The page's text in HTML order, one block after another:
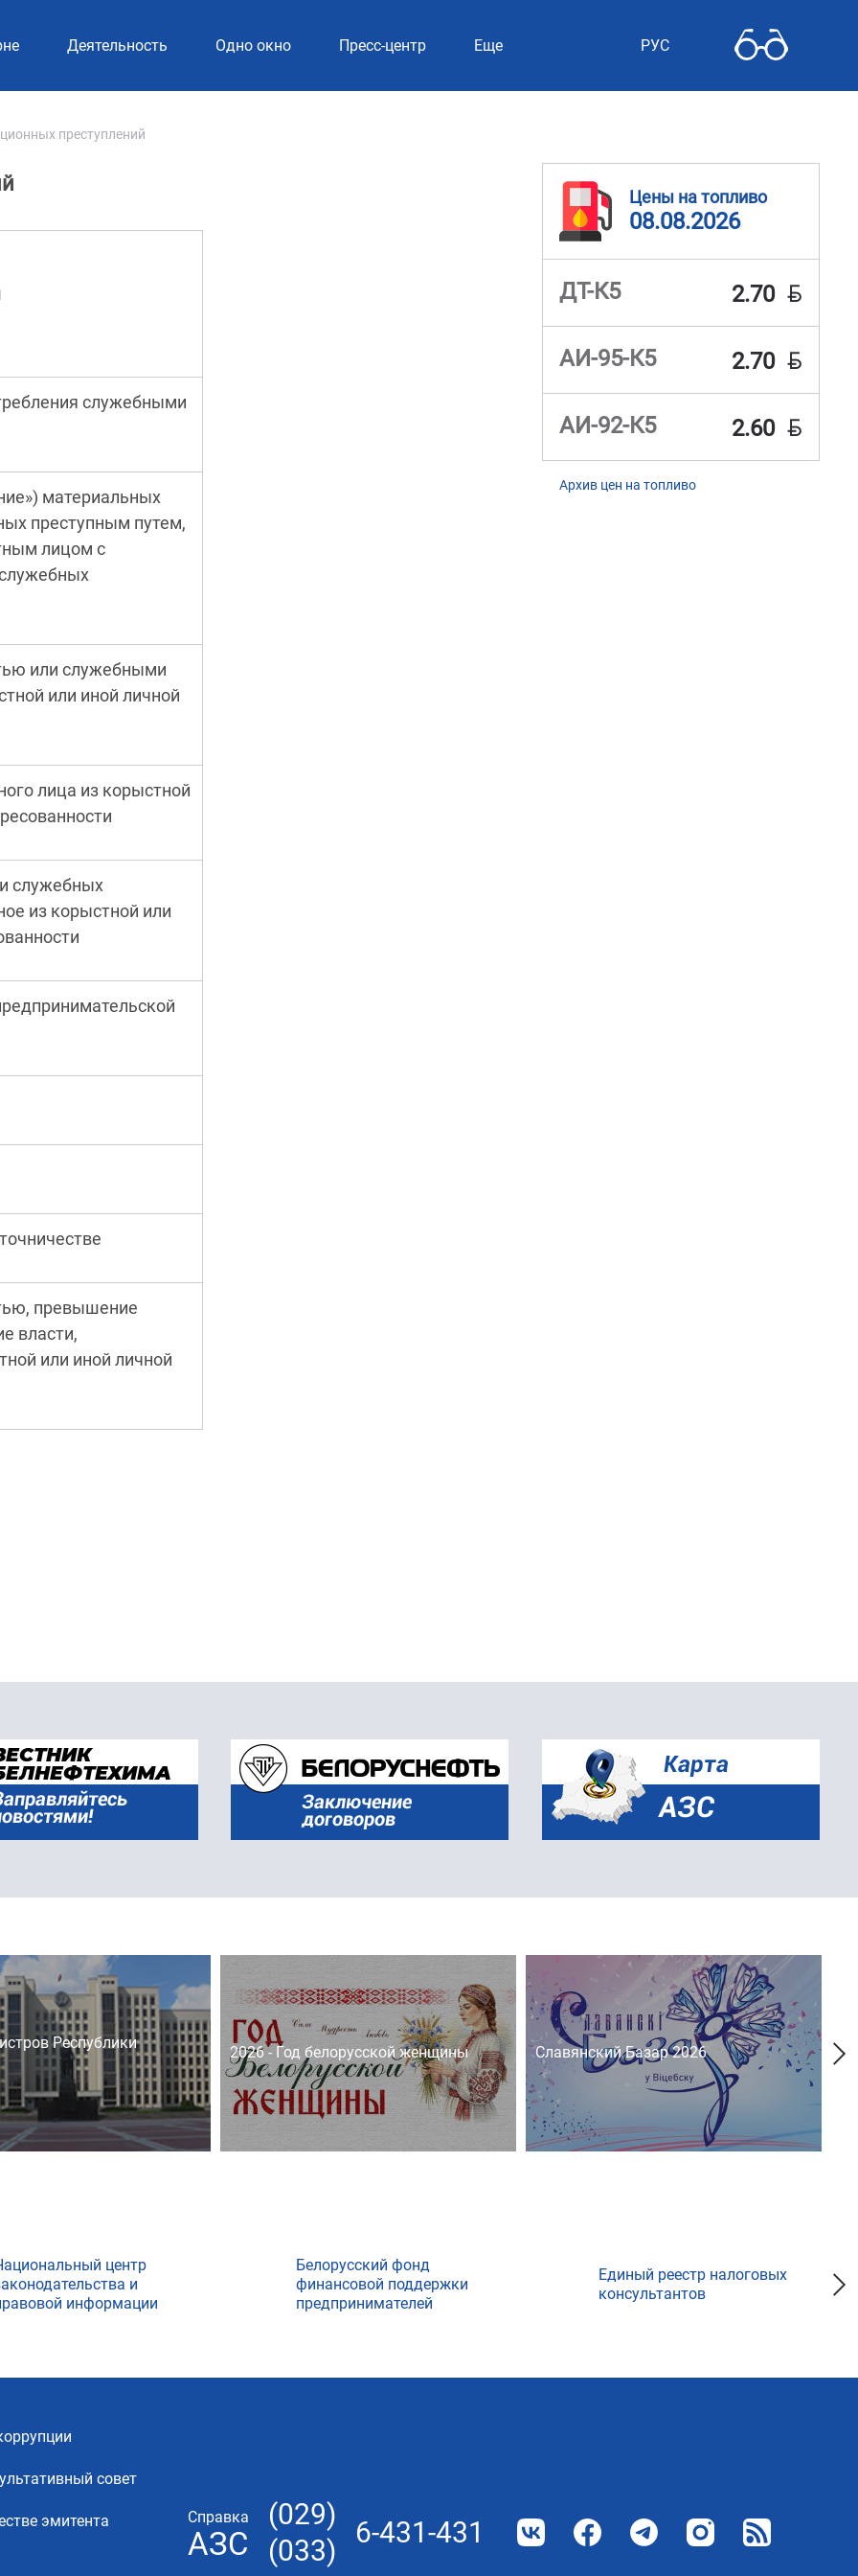
Деятельность Одно окно Пресс-центр Еще РУС
преступлений
служебными
материальных
преступным путем,
лицом с
или служебными
или иной личной
лица из корыстной
служебных
из корыстной или
превышение
власти,
или иной личной
Цены на топливо
08.08.2026
ДТ-К5 2.70 BYN
АИ-95-К5 2.70 BYN
АИ-92-К5 2.60 BYN
Архив цен на топливо
Республики
2026 - Год белорусской женщины Славянский Базар 2026
центр
и
информации
Белорусский фонд
финансовой поддержки
предпринимателей
Единый реестр налоговых
консультантов
совет
эмитента Справка
АЗС
(029)
(033)
6-431-431